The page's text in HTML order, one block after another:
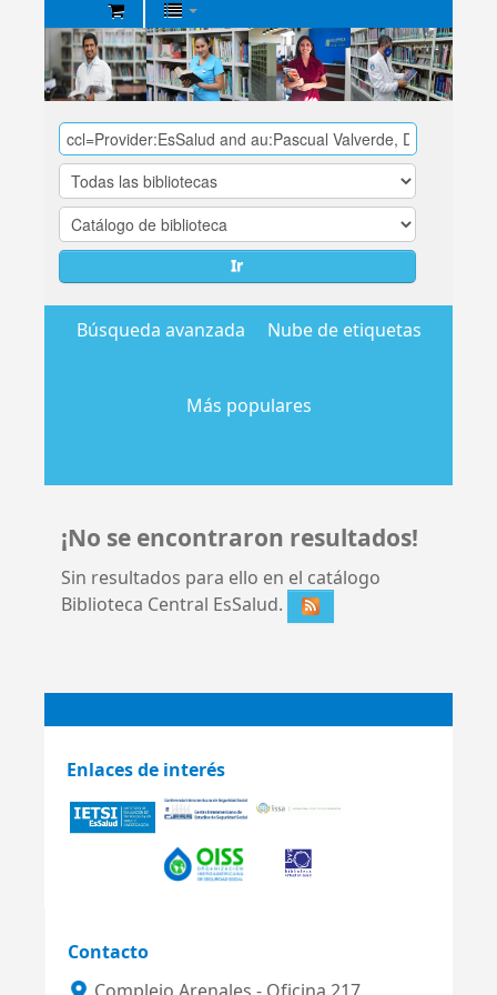
Biblioteca
Central
EsSalud
Ir
Búsqueda avanzada Nube de etiquetas
Más populares
¡No se encontraron resultados!
Sin resultados para ello en el catálogo
Biblioteca Central EsSalud.
Enlaces de interés
Contacto